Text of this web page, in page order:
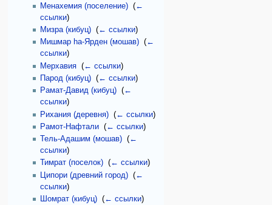
Менахемия (поселение) ‎(←
ссылки)
Мизра (кибуц) ‎(← ссылки)
Мишмар hа-Ярден (мошав) ‎(←
ссылки)
Мерхавия ‎(← ссылки)
Парод (кибуц) ‎(← ссылки)
Рамат-Давид (кибуц) ‎(←
ссылки)
Рихания (деревня) ‎(← ссылки)
Рамот-Нафтали ‎(← ссылки)
Тель-Адашим (мошав) ‎(←
ссылки)
Тимрат (поселок) ‎(← ссылки)
Ципори (древний город) ‎(←
ссылки)
Шомрат (кибуц) ‎(← ссылки)